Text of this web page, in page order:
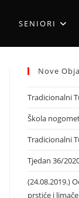
SENIORI
Nove
Tradicionalni
Škola
Tradicionalni
Tjedan 36/
(24.08.2019.)
prstiće i limače